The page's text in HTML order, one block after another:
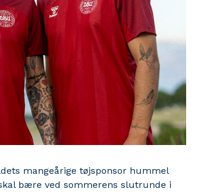
mangeårige tøjsponsor hummel
bære ved sommerens slutrunde i